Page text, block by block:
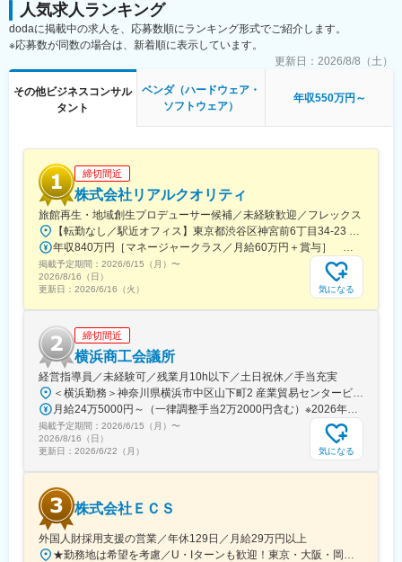
（3）デジタルマーケティング
最先端のデジタルマーケティング技術を活用し、顧客獲得、PR、
（4）最新テクノロジーの導入
DX、AI、SaaSなどのテクノロジーは、今後の成長のカギとなる
要素です。当社の知識を活かして、これらの技術を事業に取り入
（5）事業開発
当社の広範なネットワークを活用し、大手企業や新興企業との事
業提携を積極的に推進します。これにより、新しいビジネスチャ
ンスの創出を実現します。
■出向先
・M&A BASE 株式会社
本社：東京都港区麻布台一丁目3番1号麻布台ヒルズ森JPタワー27
識を持つスタッフがM&Aに関するアドバイザリー、仲介、デュー
デリジェンスやPMIの支援を行う会社です。一般的なM&A仲介会
社は、事業承継等の支援が中心ですが、弊社は“成長企業のご支援”
が中心となります。特徴としては、下記の4つです。
（1） IT業界の専門知識を持つスタッフ、また事業経験者がM&A
成立を伴走
（2） ベンチャー・スタートアップなどの成長企業に対し、M&A
を通じて成長を支援
も対応
変更の範囲：会社の定める業務
人気求人ランキング
dodaに掲載中の求人を、応募数順にランキング形式でご紹介します。
※応募数が同数の場合は、新着順に表示しています。
更新日： 2026/8/8（土）
その他ビジネスコンサル
タント
ベンダ（ハードウェア・
ソフトウェア）
年収550万円～
締切間近
株式会社リアルクオリティ
旅館再生・地域創生プロデューサー候補／未経験歓迎／フレックス
【転勤なし／駅近オフィス】東京都渋谷区神宮前6丁目34-23 OP.St.M（オーパスセイントエム）1D区画＜アクセス＞東京メトロ各線「明治神宮前駅」徒歩2分JR山手線「原宿駅」徒歩5分※受動喫煙対策あり（オフィス内禁煙）
年収840万円［マネージャークラス／月給60万円＋賞与］ 年収630万円［シニアアソシエイト／月給45万円＋賞与］
掲載予定期間： 2026/6/15（月） 〜
2026/8/16（日）
更新日： 2026/6/16（火） 気になる
締切間近
横浜商工会議所
経営指導員／未経験可／残業月10h以下／土日祝休／手当充実
＜横浜勤務＞神奈川県横浜市中区山下町2 産業貿易センタービル8階＜アクセス＞みなとみらい線「日本大通り駅」より徒歩5分JR京浜東北線・根岸線、市営地下鉄ブルーライン「関内駅」より徒歩15分
月給24万5000円～（一律調整手当2万2000円含む）※2026年4月実績（大卒初任給）※経験・年齢を考慮して決定いたします。★給与は年次に応じてステップアップしていく仕組み。安定した環境のもと、長く活躍するほど収入も積み上がっていきます！
掲載予定期間： 2026/6/15（月） 〜
2026/8/16（日）
更新日： 2026/6/22（月） 気になる
株式会社ＥＣＳ
外国人財採用支援の営業／年休129日／月給29万円以上
★勤務地は希望を考慮／U・Iターンも歓迎！東京・大阪・岡山・福岡・北海道 ※いずれかの勤務／オフィス出社【関東支店】東京都台東区浅草橋1-1-15 原田ビル6階<アクセス>JR・都営線「浅草橋駅」より徒歩1分JR線「馬喰町駅」より徒歩5分【関西支店】大阪府大阪市中央区釣鐘町1-1-1 大宗ビル403＜アクセス＞京阪電鉄・大阪メトロ「天満橋駅」より徒歩1分【中国支店】岡山県岡山市北区今8-14-28 今八丁目合同ビル2階＜アクセス＞JR線「備前西市駅」より徒歩16分※車通勤応相談（社内規定による）【九州支部】福岡県福岡市中央区薬院1-7-1 角屋ビル301＜アクセス＞西鉄大牟田線・地下鉄七隈線「薬院駅」より徒歩3分【九州サテライトオフィス】福岡県大牟田市西浜田町2-13 SKYビル301＜アクセス＞西鉄大牟田線「大牟田駅」より徒歩12分※車通勤応相談（当社規定による）【北海道支店】北海道支店北海道札幌市中央区南1条西4-13 日之出ビル9階＜アクセス＞地下鉄各線「大通駅」より徒歩1分※受動喫煙対策：屋内禁煙